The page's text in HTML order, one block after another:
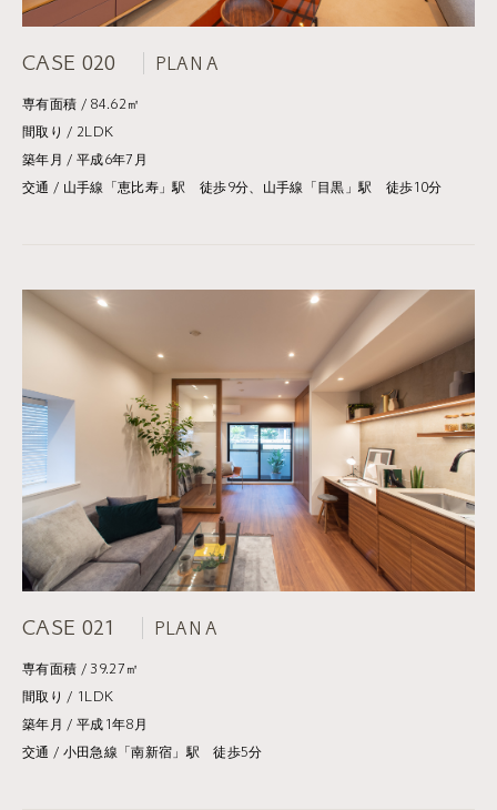
CASE 020 PLAN A
専有面積 / 84.62㎡
間取り / 2LDK
築年月 / 平成6年7月
交通 / 山手線「恵比寿」駅 徒歩9分、山手線「目黒」駅 徒歩10分
CASE 021 PLAN A
専有面積 / 39.27㎡
間取り / 1LDK
築年月 / 平成1年8月
交通 / 小田急線「南新宿」駅 徒歩5分